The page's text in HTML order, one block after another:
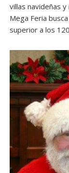
villas navideñas
Mega Feria
superior a los